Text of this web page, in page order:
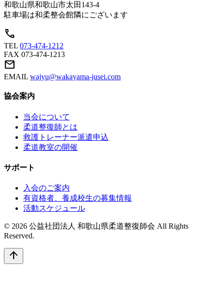
和歌山県和歌山市太田143-4
駐車場は和柔整会館隣にございます
call
TEL 073-474-1212
FAX 073-474-1213
mail
EMAIL wajyu@wakayama-jusei.com
協会案内
当会について
柔道整復師とは
救護トレーナー派遣申込
柔道教室の開催
サポート
入会のご案内
有資格者、養成校生の募集情報
活動スケジュール
© 2026 公益社団法人 和歌山県柔道整復師会 All Rights
Reserved.
arrow_upward